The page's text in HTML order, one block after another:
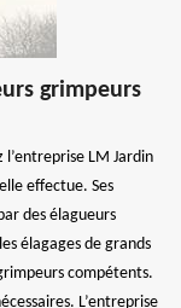
grimpeurs
l’entreprise LM Jardin
effectue. Ses
des élagueurs
élagages de grands
compétents.
L’entreprise